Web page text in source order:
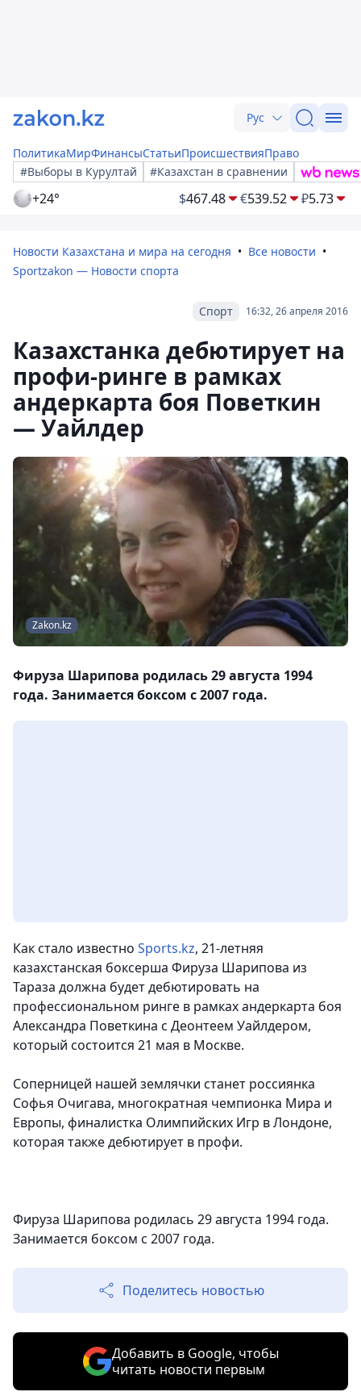
Рус
ПолитикаМирФинансыСтатьиПроисшествияПраво
#Выборы в Курултай
#Казахстан в сравнении
+24° $467.48 €539.52 ₽5.73
Новости Казахстана и мира на сегодня
Все новости
Sportzakon — Новости спорта
16:32, 26 апреля 2016
Спорт
Казахстанка дебютирует на
профи-ринге в рамках
андеркарта боя Поветкин
— Уайлдер
Zakon.kz
Фируза Шарипова родилась 29 августа 1994
года. Занимается боксом с 2007 года.
Как стало известно Sports.kz, 21-летняя
казахстанская боксерша Фируза Шарипова из
Тараза должна будет дебютировать на
профессиональном ринге в рамках андеркарта боя
Александра Поветкина с Деонтеем Уайлдером,
который состоится 21 мая в Москве.
Соперницей нашей землячки станет россиянка
Софья Очигава, многократная чемпионка Мира и
Европы, финалистка Олимпийских Игр в Лондоне,
которая также дебютирует в профи.
Фируза Шарипова родилась 29 августа 1994 года.
Занимается боксом с 2007 года.
Поделитесь новостью
Добавить в Google, чтобы
читать новости первым